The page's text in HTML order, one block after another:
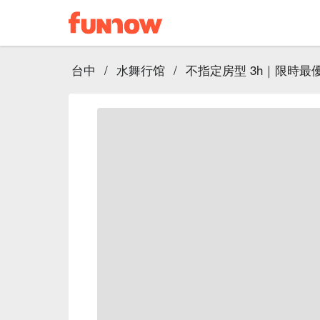
台中 / 水舞行馆 / 不指定房型 3h｜限時最